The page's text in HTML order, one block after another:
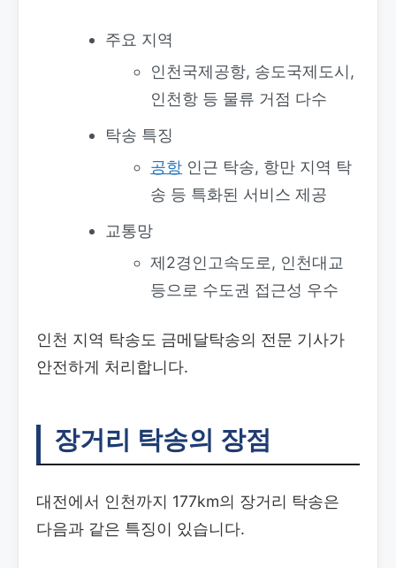
주요 지역
인천국제공항, 송도국제도시,
인천항 등 물류 거점 다수
탁송 특징
공항 인근 탁송, 항만 지역 탁
송 등 특화된 서비스 제공
교통망
제2경인고속도로, 인천대교
등으로 수도권 접근성 우수
인천 지역 탁송도 금메달탁송의 전문 기사가
안전하게 처리합니다.
장거리 탁송의 장점
대전에서 인천까지 177km의 장거리 탁송은
다음과 같은 특징이 있습니다.